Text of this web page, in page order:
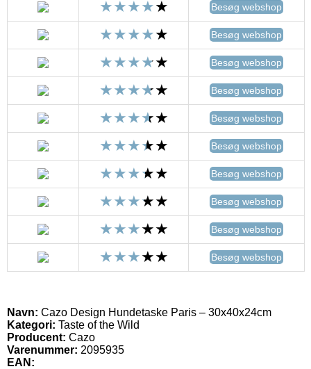
Besøg webshop
Besøg webshop
Besøg webshop
Besøg webshop
Besøg webshop
Besøg webshop
Besøg webshop
Besøg webshop
Besøg webshop
Besøg webshop
Navn: Cazo Design Hundetaske Paris – 30x40x24cm
Kategori: Taste of the Wild
Producent: Cazo
Varenummer: 2095935
EAN: